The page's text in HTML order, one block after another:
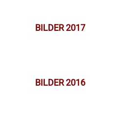
BILDER 2017
BILDER 2016